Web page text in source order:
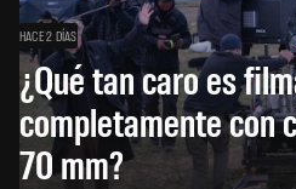
HACE 2 DÍAS
¿Qué tan caro es
completamente con
70 mm?